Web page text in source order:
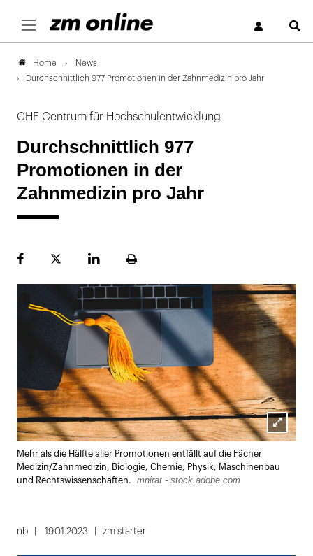
Home
News
Durchschnittlich 977 Promotionen in der Zahnmedizin pro Jahr
CHE Centrum für Hochschulentwicklung
Durchschnittlich 977
Promotionen in der
Zahnmedizin pro Jahr
FacebookPlattformLinekdInSeite
Lightbox
Mehr als die Hälfte aller Promotionen entfällt auf die Fächer
Medizin/Zahnmedizin, Biologie, Chemie, Physik, Maschinenbau
und Rechtswissenschaften.
mnirat - stock.adobe.com
nb 19.01.2023 zm starter